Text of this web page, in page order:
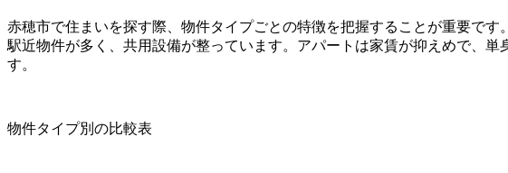
赤穂市で住まいを探す際、物件タイプごとの特徴を把握することが重要で
駅近物件が多く、共用設備が整っています。アパートは家賃が抑えめで、
す。
物件タイプ別の比較表